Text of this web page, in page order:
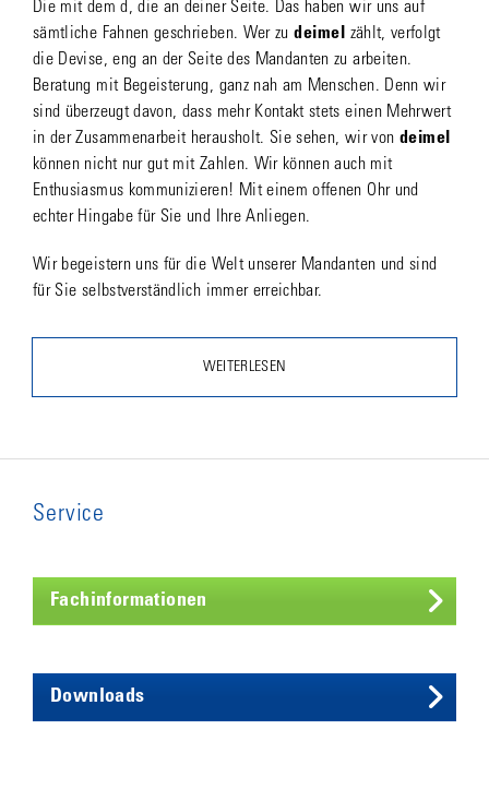
Die mit dem d, die an deiner Seite. Das haben wir uns auf
sämtliche Fahnen geschrieben. Wer zudeimel zählt, verfolgt
die Devise, eng an der Seite des Mandanten zu arbeiten.
Beratung mit Begeisterung, ganz nah am Menschen. Denn wir
sind überzeugt davon, dass mehr Kontakt stets einen Mehrwert
in der Zusammenarbeit herausholt. Sie sehen, wir von deimel
können nicht nur gut mit Zahlen. Wir können auch mit
Enthusiasmus kommunizieren! Mit einem offenen Ohr und
echter Hingabe für Sie und Ihre Anliegen.
Wir begeistern uns für die Welt unserer Mandanten und sind
für Sie selbstverständlich immer erreichbar.
WEITERLESEN
Service
Fachinformationen
Downloads